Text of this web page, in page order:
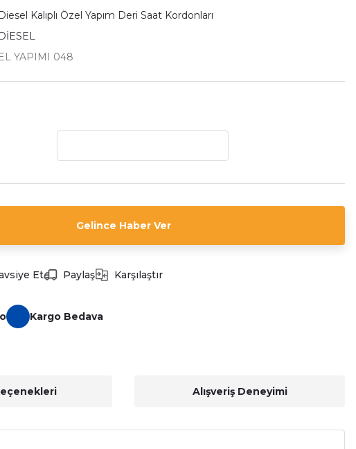
Diesel Kalıplı Özel Yapım Deri Saat Kordonları
DİESEL
EL YAPIMI 048
Gelince Haber Ver
Et Paylaş Karşılaştır
Kargo Bedava
Alışveriş Deneyimi